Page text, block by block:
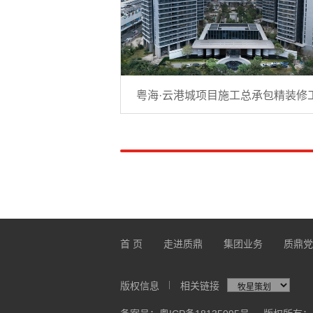
粤海·云港城项目施工总承包精装修
首 页 走进质鼎 集团业务 质鼎
版权信息 相关链接